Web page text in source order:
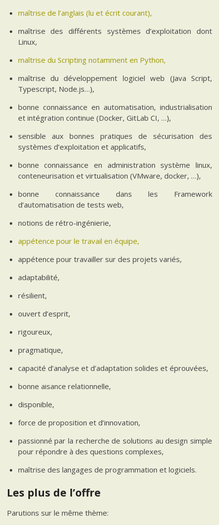
maîtrise de l’anglais (lu et écrit courant),
maîtrise des différents systèmes d’exploitation dont
Linux,
maîtrise du Scripting notamment en Python,
maîtrise du développement logiciel web (Java Script,
Typescript, Node.js…),
bonne connaissance en automatisation, industrialisation
et intégration continue (Docker, GitLab CI, …),
sensible aux bonnes pratiques de sécurisation des
systèmes d’exploitation et applicatifs,
bonne connaissance en administration système linux,
conteneurisation et virtualisation (VMware, docker, …),
bonne connaissance dans les Framework
d’automatisation de tests web,
notions de rétro-ingénierie,
appétence pour le travail en équipe,
appétence pour travailler sur des projets variés,
adaptabilité,
résilient,
ouvert d’esprit,
rigoureux,
pragmatique,
capacité d’analyse et d’adaptation solides et éprouvées,
bonne aisance relationnelle,
disponible,
force de proposition et d’innovation,
passionné par la recherche de solutions au design simple
pour répondre à des questions complexes,
maîtrise des langages de programmation et logiciels.
Les plus de l’offre
Parutions sur le même thème: